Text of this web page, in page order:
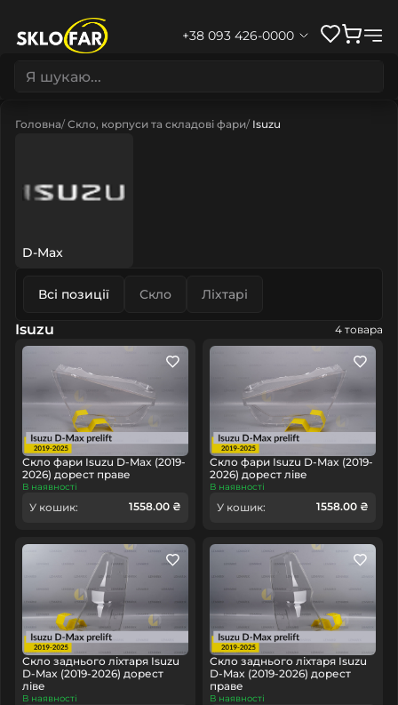
+38 093 426-0000
Головна Скло, корпуси та складові фари Isuzu
D-Max
Всі позиції Скло Ліхтарі
Isuzu 4 товара
Скло фари Isuzu D-Max (2019-
2026) дорест праве
В наявності
У кошик: 1558.00 ₴
Скло фари Isuzu D-Max (2019-
2026) дорест ліве
В наявності
У кошик: 1558.00 ₴
Скло заднього ліхтаря Isuzu
D-Max (2019-2026) дорест
ліве
В наявності
Скло заднього ліхтаря Isuzu
D-Max (2019-2026) дорест
праве
В наявності